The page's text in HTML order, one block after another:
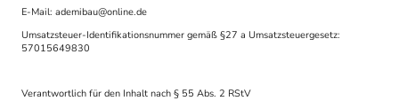
E-Mail: ademibau@online.de
Umsatzsteuer-Identifikationsnummer gemäß §27 a Umsatzsteuergesetz:
57015649830
Verantwortlich für den Inhalt nach § 55 Abs. 2 RStV